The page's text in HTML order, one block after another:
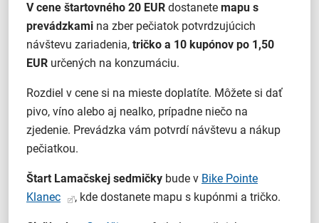
V cene štartovného 20 EUR dostanete mapu s
prevádzkami na zber pečiatok potvrdzujúcich
návštevu zariadenia, tričko a 10 kupónov po 1,50
EUR určených na konzumáciu.
Rozdiel v cene si na mieste doplatíte. Môžete si dať
pivo, víno alebo aj nealko, prípadne niečo na
zjedenie. Prevádzka vám potvrdí návštevu a nákup
pečiatkou.
Štart Lamačskej sedmičky bude v Bike Pointe
Klanec
, kde dostanete mapu s kupónmi a tričko.